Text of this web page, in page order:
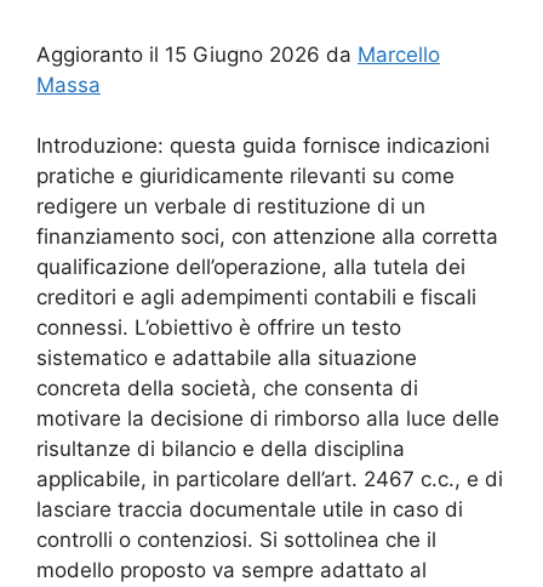
Aggioranto il 15 Giugno 2026 da Marcello
Massa
Introduzione: questa guida fornisce indicazioni
pratiche e giuridicamente rilevanti su come
redigere un verbale di restituzione di un
finanziamento soci, con attenzione alla corretta
qualificazione dell’operazione, alla tutela dei
creditori e agli adempimenti contabili e fiscali
connessi. L’obiettivo è offrire un testo
sistematico e adattabile alla situazione
concreta della società, che consenta di
motivare la decisione di rimborso alla luce delle
risultanze di bilancio e della disciplina
applicabile, in particolare dell’art. 2467 c.c., e di
lasciare traccia documentale utile in caso di
controlli o contenziosi. Si sottolinea che il
modello proposto va sempre adattato al